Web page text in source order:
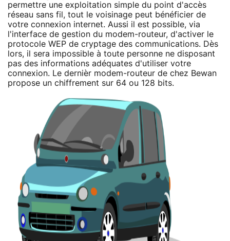
permettre une exploitation simple du point d'accès
réseau sans fil, tout le voisinage peut bénéficier de
votre connexion internet. Aussi il est possible, via
l'interface de gestion du modem-routeur, d'activer le
protocole WEP de cryptage des communications. Dès
lors, il sera impossible à toute personne ne disposant
pas des informations adéquates d'utiliser votre
connexion. Le dernièr modem-routeur de chez Bewan
propose un chiffrement sur 64 ou 128 bits.